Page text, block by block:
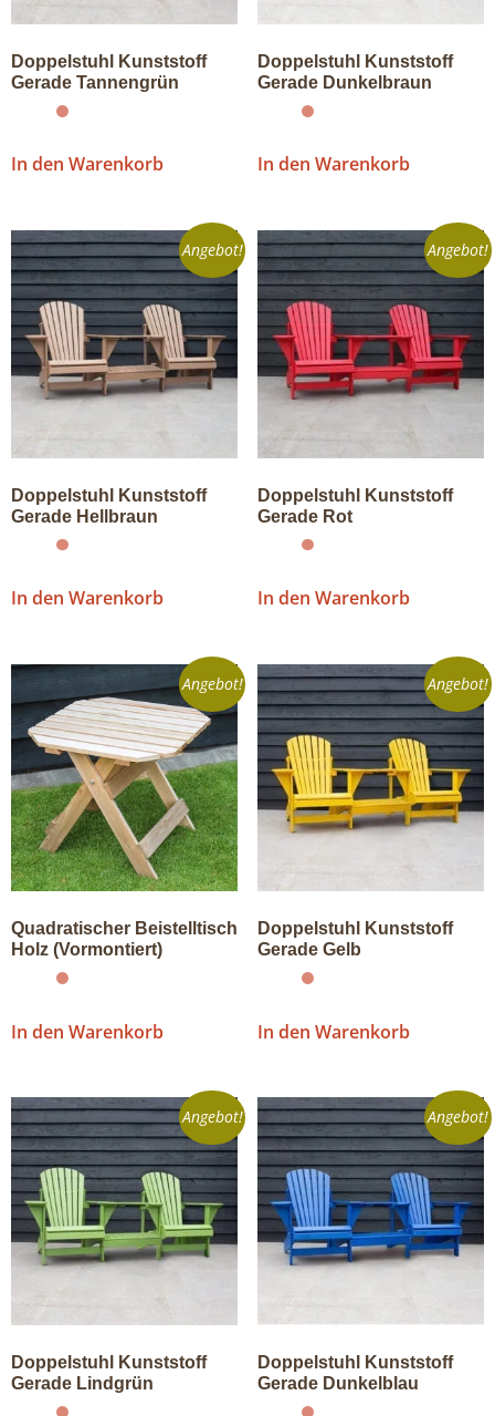
Doppelstuhl Kunststoff
Gerade Tannengrün
In den Warenkorb
Doppelstuhl Kunststoff
Gerade Dunkelbraun
In den Warenkorb
Angebot!
Doppelstuhl Kunststoff
Gerade Hellbraun
In den Warenkorb
Angebot!
Doppelstuhl Kunststoff
Gerade Rot
In den Warenkorb
Angebot!
Quadratischer Beistelltisch
Holz (Vormontiert)
In den Warenkorb
Angebot!
Doppelstuhl Kunststoff
Gerade Gelb
In den Warenkorb
Angebot!
Doppelstuhl Kunststoff
Gerade Lindgrün
Angebot!
Doppelstuhl Kunststoff
Gerade Dunkelblau